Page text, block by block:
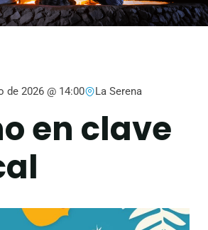
de 2026 @ 14:00 La Serena
en clave